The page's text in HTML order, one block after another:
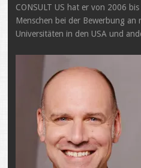
CONSULT US hat er von 2006
Menschen bei der Bewerbung an
Universitäten in den USA und